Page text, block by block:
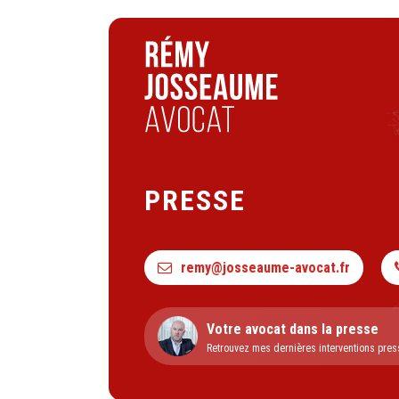
PRESSE
remy@josseaume-avocat.fr
Votre avocat dans la presse
Retrouvez mes dernières interventions